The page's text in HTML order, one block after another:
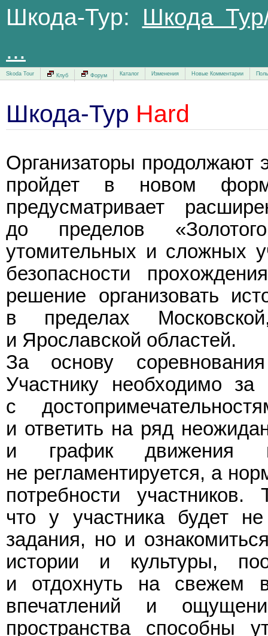
Шкода-Тур: Шкода Тур
...
Skoda Tour Клуб Форум Каталог Изменения Новые Комментарии
Шкода-Тур Hard
Организаторы продолжают
пройдет в новом
предусматривает
до пределов
утомительных и сложных
безопасности
решение организовать
в пределах
и Ярославской областей.
За основу
Участнику необходимо за
с
и ответить на ряд
и график движения
не регламентируется, а
потребности участников.
что у участника будет
задания, но и
истории и культуры,
и отдохнуть на свежем
впечатлений и
пространства способны